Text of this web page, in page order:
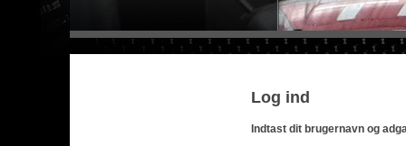
Log ind
Indtast dit brugernavn og